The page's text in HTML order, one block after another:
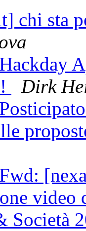
chi sta
Dirk
video
Società